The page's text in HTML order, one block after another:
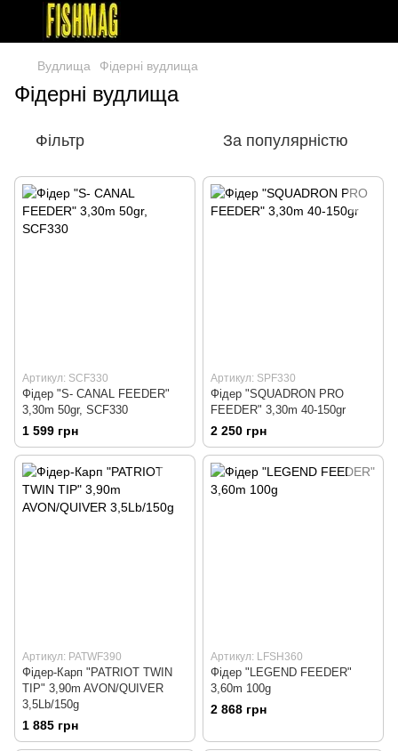
Вудлища Фідерні вудлища
Фідерні вудлища
Фільтр За популярністю
Артикул: SCF330
Фiдер "S- CANAL FEEDER"
3,30m 50gr, SCF330
1 599 грн
Артикул: SPF330
Фiдер "SQUADRON PRO
FEEDER" 3,30m 40-150gr
2 250 грн
Артикул: PATWF390
Фідер-Карп "PATRIOT TWIN
TIP" 3,90m AVON/QUIVER
3,5Lb/150g
1 885 грн
Артикул: LFSH360
Фiдер "LEGEND FEEDER"
3,60m 100g
2 868 грн